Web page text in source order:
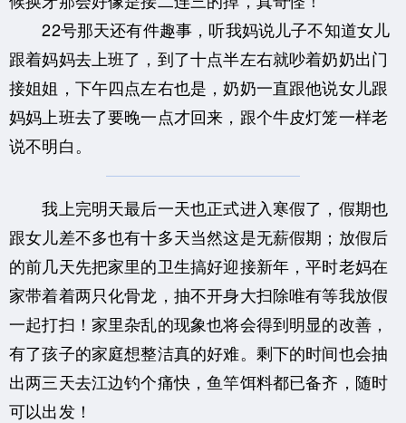
22号那天还有件趣事，听我妈说儿子不知道女儿
跟着妈妈去上班了，到了十点半左右就吵着奶奶出门
接姐姐，下午四点左右也是，奶奶一直跟他说女儿跟
妈妈上班去了要晚一点才回来，跟个牛皮灯笼一样老
说不明白。
我上完明天最后一天也正式进入寒假了，假期也
跟女儿差不多也有十多天当然这是无薪假期；放假后
的前几天先把家里的卫生搞好迎接新年，平时老妈在
家带着着两只化骨龙，抽不开身大扫除唯有等我放假
一起打扫！家里杂乱的现象也将会得到明显的改善，
有了孩子的家庭想整洁真的好难。剩下的时间也会抽
出两三天去江边钓个痛快，鱼竿饵料都已备齐，随时
可以出发！